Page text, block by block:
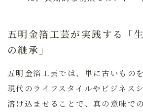
五明金箔工芸が実践する「
の継承」
五明金箔工芸では、単に古いもの
現代のライフスタイルやビジネス
溶け込ませることで、真の意味で